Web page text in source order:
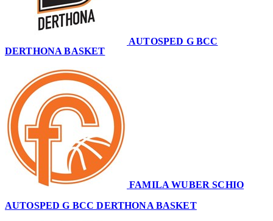
AUTOSPED G BCC
DERTHONA BASKET
FAMILA WUBER SCHIO
AUTOSPED G BCC DERTHONA BASKET